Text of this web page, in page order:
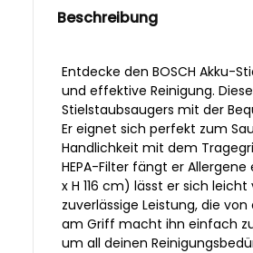
Beschreibung
Entdecke den BOSCH Akku-
und effektive Reinigung.
Stielstaubsaugers mit der
Er eignet sich perfekt zum
Handlichkeit mit dem
HEPA-Filter fängt er
x H 116 cm) lässt er sich
zuverlässige Leistung, die
am Griff macht ihn einfach
um all deinen